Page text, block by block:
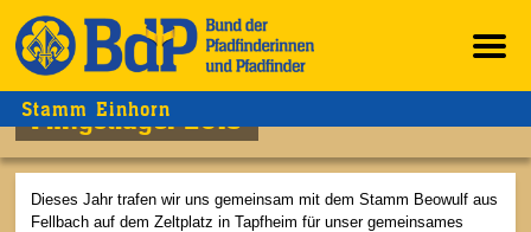
Stamm Einhorn
Pfingstlager 2019
Dieses Jahr trafen wir uns gemeinsam mit dem Stamm Beowulf aus
Fellbach auf dem Zeltplatz in Tapfheim für unser gemeinsames